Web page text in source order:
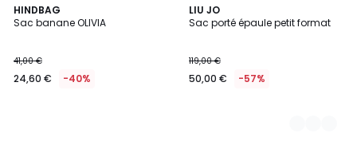
HINDBAG
Sac banane OLIVIA
41,00 €
24,60 € -40%
LIU JO
Sac porté épaule petit format
119,00 €
50,00 € -57%
2
Couleurs